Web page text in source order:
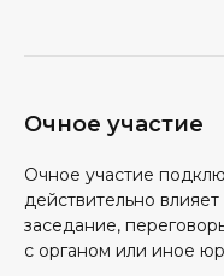
Очное участие
Очное участие
действительно
заседание,
с органом или иное